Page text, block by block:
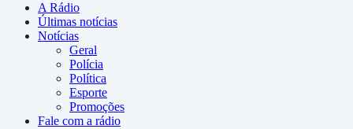
A Rádio
Últimas notícias
Notícias
Geral
Polícia
Política
Esporte
Promoções
Fale com a rádio